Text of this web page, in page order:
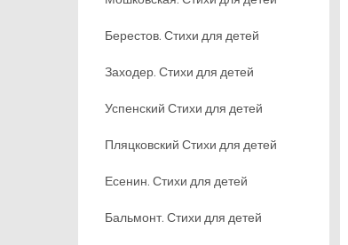
Берестов. Стихи для детей
Заходер. Стихи для детей
Успенский Стихи для детей
Пляцковский Стихи для детей
Есенин. Стихи для детей
Бальмонт. Стихи для детей